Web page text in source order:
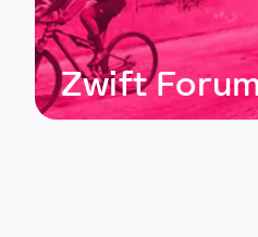
Zwift